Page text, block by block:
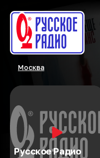
Москва
Русское Радио